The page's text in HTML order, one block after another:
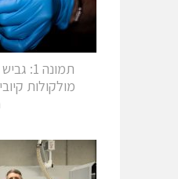
תמונה
מולקולות